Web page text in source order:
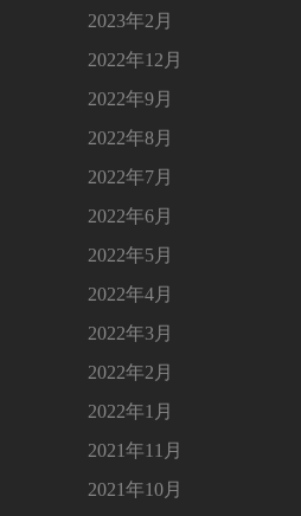
2023年2月
2022年12月
2022年9月
2022年8月
2022年7月
2022年6月
2022年5月
2022年4月
2022年3月
2022年2月
2022年1月
2021年11月
2021年10月